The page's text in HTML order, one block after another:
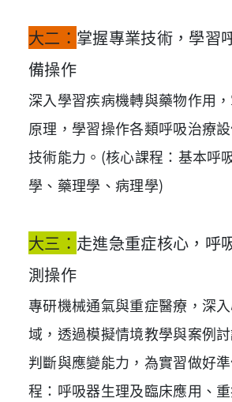
大二： 掌握專業技術，學習
備操作
深入學習疾病機轉與藥物作用
原理，學習操作各類呼吸治療
技術能力。(核心課程：基本呼
學、藥理學、病理學)
大三： 走進急重症核心，呼
測操作
專研機械通氣與重症醫療，深
域，透過模擬情境教學與案例
判斷與應變能力，為實習做好
程：呼吸器生理及臨床應用、